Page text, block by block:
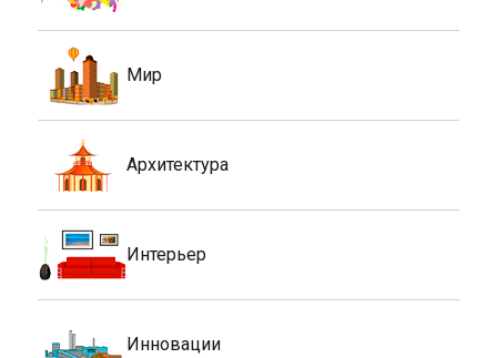
Мир
Архитектура
Интерьер
Инновации